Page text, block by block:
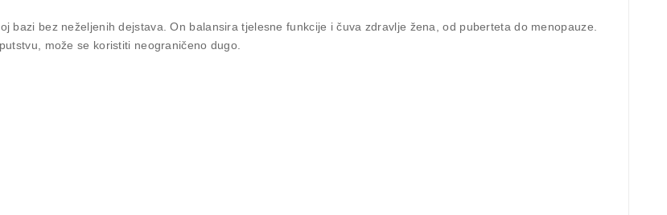
bazi bez neželjenih dejstava. On balansira tjelesne funkcije i čuva zdravlje žena, od puberteta do menopauze.
može se koristiti neograničeno dugo.